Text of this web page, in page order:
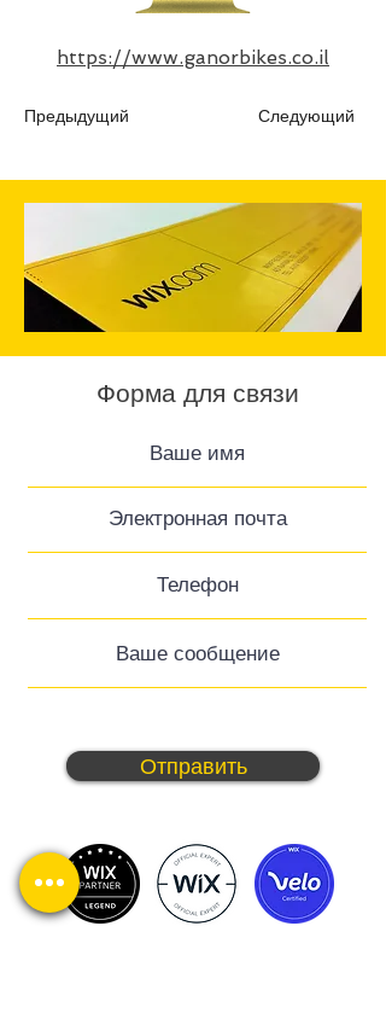
https://www.ganorbikes.co.il
Предыдущий Следующий
Форма для связи
Отправить